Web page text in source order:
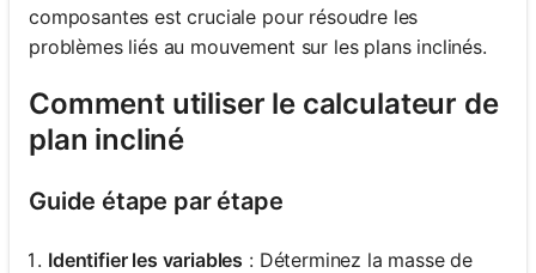
composantes est cruciale pour résoudre les
problèmes liés au mouvement sur les plans inclinés.
Comment utiliser le calculateur de
plan incliné
Guide étape par étape
Identifier les variables : Déterminez la masse de